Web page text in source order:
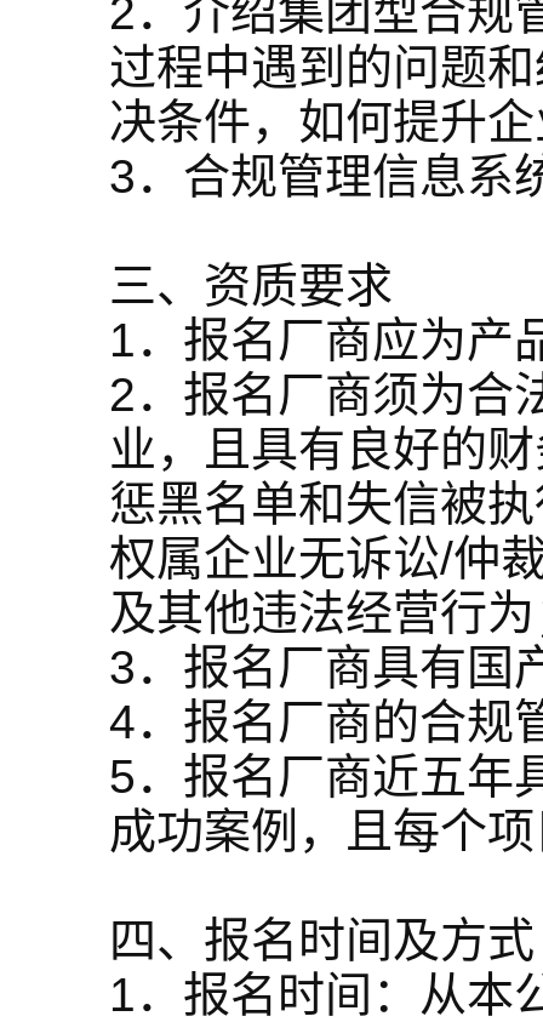
2．介绍集团型合规
过程中遇到的问题
决条件，如何提升
3．合规管理信息系
三、资质要求
1．报名厂商应为产
2．报名厂商须为合
业，且具有良好的
惩黑名单和失信被
权属企业无诉讼/仲
及其他违法经营行
3．报名厂商具有国
4．报名厂商的合规
5．报名厂商近五年
成功案例，且每个
四、报名时间及方式
1．报名时间：从本